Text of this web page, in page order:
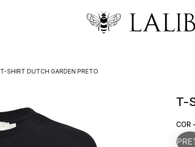
O que você está procurando
4º saia
T-SHIRT DUTCH GARDEN PRETO
T-
COR